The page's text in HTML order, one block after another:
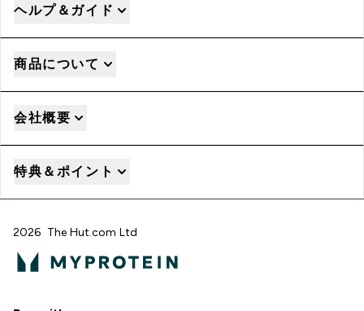
ヘルプ＆ガイド
商品について
会社概要
特典＆ポイント
2026 The Hut.com Ltd